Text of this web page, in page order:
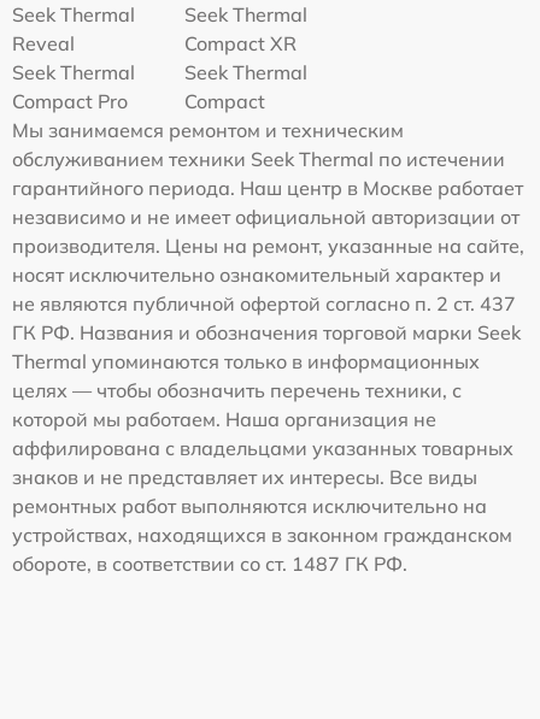
Seek Thermal
Reveal
Seek Thermal
Compact XR
Seek Thermal
Compact Pro
Seek Thermal
Compact
Мы занимаемся ремонтом и техническим
обслуживанием техники Seek Thermal по истечении
гарантийного периода. Наш центр в Москве работает
независимо и не имеет официальной авторизации от
производителя. Цены на ремонт, указанные на сайте,
носят исключительно ознакомительный характер и
не являются публичной офертой согласно п. 2 ст. 437
ГК РФ. Названия и обозначения торговой марки Seek
Thermal упоминаются только в информационных
целях — чтобы обозначить перечень техники, с
которой мы работаем. Наша организация не
аффилирована с владельцами указанных товарных
знаков и не представляет их интересы. Все виды
ремонтных работ выполняются исключительно на
устройствах, находящихся в законном гражданском
обороте, в соответствии со ст. 1487 ГК РФ.